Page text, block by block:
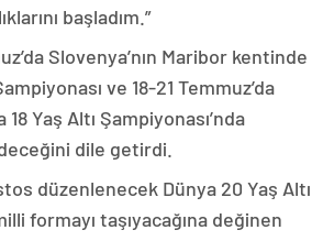
başladım.”
Slovenya’nın Maribor kentinde
ve 18-21 Temmuz’da
Yaş Altı Şampiyonası’nda
dile getirdi.
düzenlenecek Dünya 20 Yaş Altı
formayı taşıyacağına değinen